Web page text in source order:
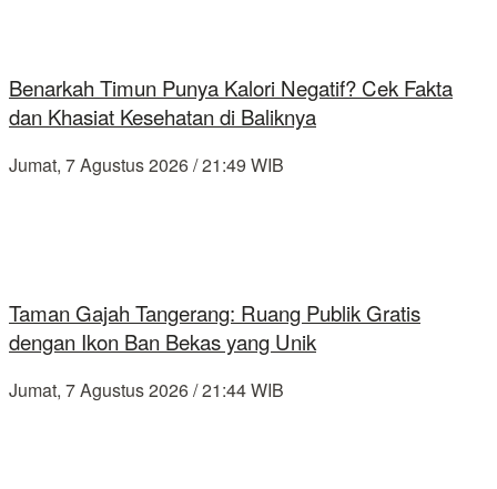
Benarkah Timun Punya Kalori Negatif? Cek Fakta
dan Khasiat Kesehatan di Baliknya
Jumat, 7 Agustus 2026 / 21:49 WIB
Taman Gajah Tangerang: Ruang Publik Gratis
dengan Ikon Ban Bekas yang Unik
Jumat, 7 Agustus 2026 / 21:44 WIB